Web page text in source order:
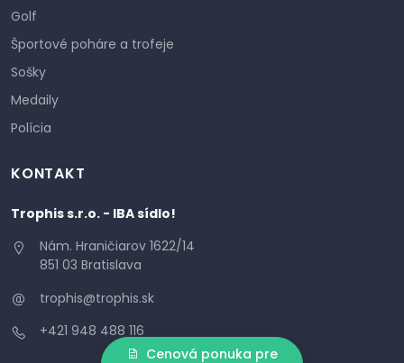
Golf
Športové poháre a trofeje
Sošky
Medaily
Polícia
KONTAKT
Trophis s.r.o. - IBA sídlo!
Nám. Hraničiarov 1622/14
851 03 Bratislava
trophis@trophis.sk
+421 948 488 116
Cenová ponuka pre